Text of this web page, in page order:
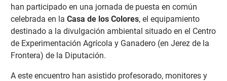
han participado en una jornada de puesta en común
celebrada en la Casa de los Colores, el equipamiento
destinado a la divulgación ambiental situado en el Centro
de Experimentación Agrícola y Ganadero (en Jerez de la
Frontera) de la Diputación.
A este encuentro han asistido profesorado, monitores y